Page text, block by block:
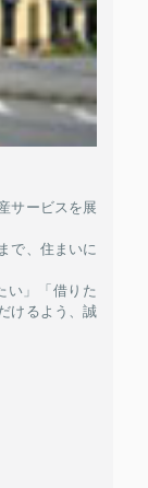
サービスを展
で、住まいに
い」「借りた
けるよう、誠